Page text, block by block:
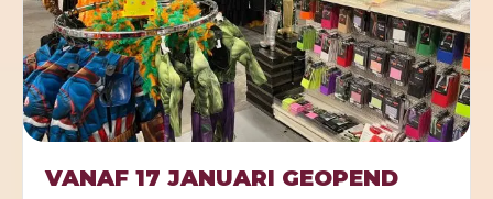
VANAF 17 JANUARI GEOPEND